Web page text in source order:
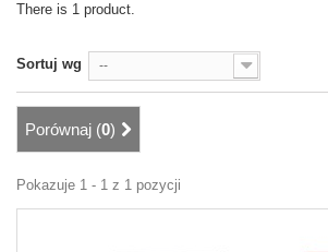
There is 1 product.
Sortuj wg --
Porównaj (0)
Pokazuje 1 - 1 z 1 pozycji